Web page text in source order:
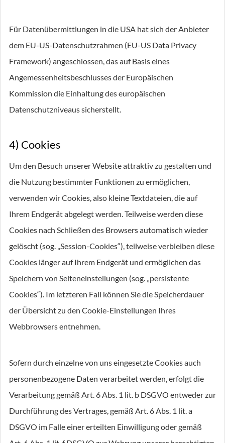
Für Datenübermittlungen in die USA hat sich der Anbieter
dem EU-US-Datenschutzrahmen (EU-US Data Privacy
Framework) angeschlossen, das auf Basis eines
Angemessenheitsbeschlusses der Europäischen
Kommission die Einhaltung des europäischen
Datenschutzniveaus sicherstellt.
4) Cookies
Um den Besuch unserer Website attraktiv zu gestalten und
die Nutzung bestimmter Funktionen zu ermöglichen,
verwenden wir Cookies, also kleine Textdateien, die auf
Ihrem Endgerät abgelegt werden. Teilweise werden diese
Cookies nach Schließen des Browsers automatisch wieder
gelöscht (sog. „Session-Cookies“), teilweise verbleiben diese
Cookies länger auf Ihrem Endgerät und ermöglichen das
Speichern von Seiteneinstellungen (sog. „persistente
Cookies“). Im letzteren Fall können Sie die Speicherdauer
der Übersicht zu den Cookie-Einstellungen Ihres
Webbrowsers entnehmen.
Sofern durch einzelne von uns eingesetzte Cookies auch
personenbezogene Daten verarbeitet werden, erfolgt die
Verarbeitung gemäß Art. 6 Abs. 1 lit. b DSGVO entweder zur
Durchführung des Vertrages, gemäß Art. 6 Abs. 1 lit. a
DSGVO im Falle einer erteilten Einwilligung oder gemäß